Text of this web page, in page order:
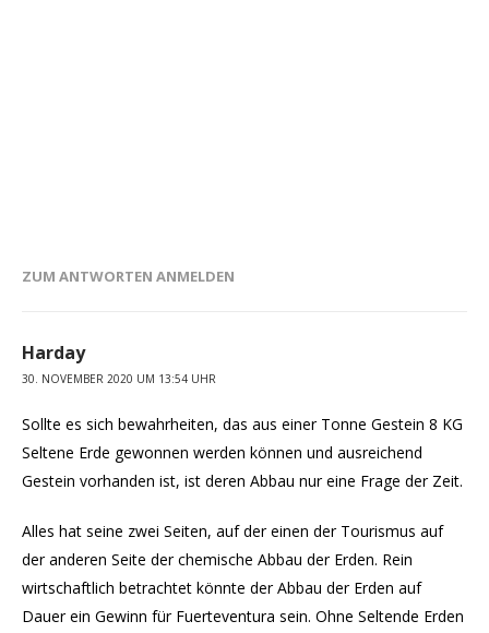
ZUM ANTWORTEN ANMELDEN
Harday
30. NOVEMBER 2020 UM 13:54 UHR
Sollte es sich bewahrheiten, das aus einer Tonne Gestein 8 KG
Seltene Erde gewonnen werden können und ausreichend
Gestein vorhanden ist, ist deren Abbau nur eine Frage der Zeit.
Alles hat seine zwei Seiten, auf der einen der Tourismus auf
der anderen Seite der chemische Abbau der Erden. Rein
wirtschaftlich betrachtet könnte der Abbau der Erden auf
Dauer ein Gewinn für Fuerteventura sein. Ohne Seltende Erden